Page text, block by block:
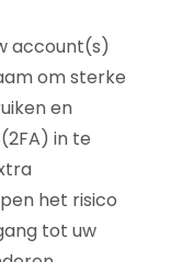
account(s)
om sterke
en
in te
het risico
tot uw